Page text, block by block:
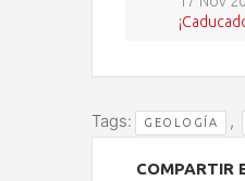
Tags: GEOLOGÍA ,
COMPARTIR